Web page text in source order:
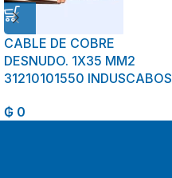
CABLE DE COBRE
DESNUDO. 1X35 MM2
31210101550 INDUSCABOS
₲ 0